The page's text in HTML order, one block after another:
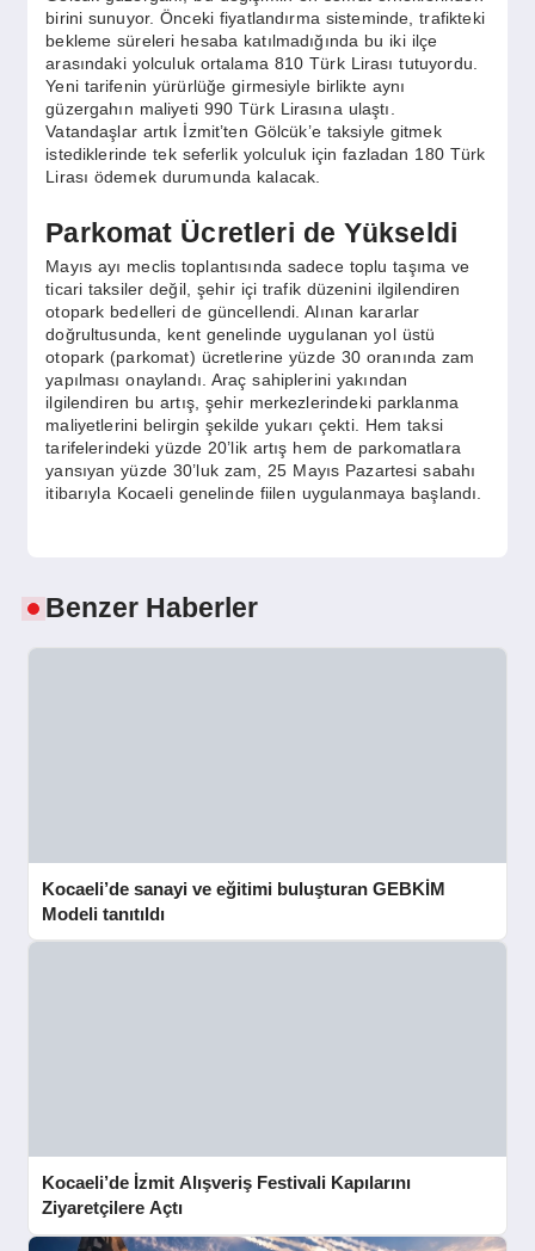
birini sunuyor. Önceki fiyatlandırma sisteminde, trafikteki
bekleme süreleri hesaba katılmadığında bu iki ilçe
arasındaki yolculuk ortalama 810 Türk Lirası tutuyordu.
Yeni tarifenin yürürlüğe girmesiyle birlikte aynı
güzergahın maliyeti 990 Türk Lirasına ulaştı.
Vatandaşlar artık İzmit’ten Gölcük’e taksiyle gitmek
istediklerinde tek seferlik yolculuk için fazladan 180 Türk
Lirası ödemek durumunda kalacak.
Parkomat Ücretleri de Yükseldi
Mayıs ayı meclis toplantısında sadece toplu taşıma ve
ticari taksiler değil, şehir içi trafik düzenini ilgilendiren
otopark bedelleri de güncellendi. Alınan kararlar
doğrultusunda, kent genelinde uygulanan yol üstü
otopark (parkomat) ücretlerine yüzde 30 oranında zam
yapılması onaylandı. Araç sahiplerini yakından
ilgilendiren bu artış, şehir merkezlerindeki parklanma
maliyetlerini belirgin şekilde yukarı çekti. Hem taksi
tarifelerindeki yüzde 20’lik artış hem de parkomatlara
yansıyan yüzde 30’luk zam, 25 Mayıs Pazartesi sabahı
itibarıyla Kocaeli genelinde fiilen uygulanmaya başlandı.
Benzer Haberler
Kocaeli’de sanayi ve eğitimi buluşturan GEBKİM
Modeli tanıtıldı
Kocaeli’de İzmit Alışveriş Festivali Kapılarını
Ziyaretçilere Açtı